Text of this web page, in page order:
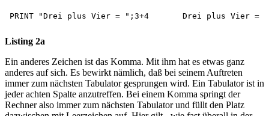
Listing 2a
Ein anderes Zeichen ist das Komma. Mit ihm hat es etwas ganz
anderes auf sich. Es bewirkt nämlich, daß bei seinem Auftreten
immer zum nächsten Tabulator gesprungen wird. Ein Tabulator ist in
jeder achten Spalte anzutreffen. Bei einem Komma springt der
Rechner also immer zum nächsten Tabulator und füllt den Platz